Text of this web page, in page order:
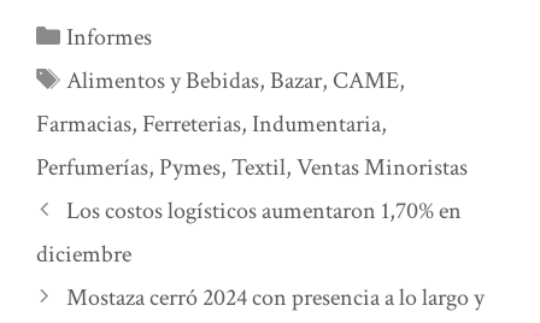
Categorías
Informes
Etiquetas
Alimentos y Bebidas,Bazar, CAME,
Farmacias, Ferreterias, Indumentaria,
Perfumerías, Pymes,Textil,Ventas Minoristas
Los costos logísticos aumentaron 1,70% en
diciembre
Mostaza cerró 2024 con presencia a lo largo y